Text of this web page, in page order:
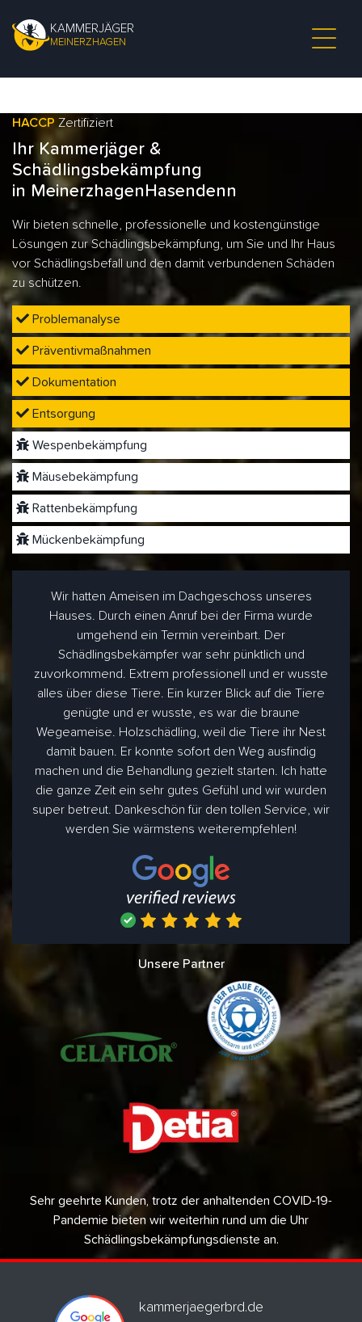
KAMMERJÄGER
MEINERZHAGEN
HACCP Zertifiziert
Ihr Kammerjäger &
Schädlingsbekämpfung
in MeinerzhagenHasendenn
Wir bieten schnelle, professionelle und kostengünstige
Lösungen zur Schädlingsbekämpfung, um Sie und Ihr Haus
vor Schädlingsbefall und den damit verbundenen Schäden
zu schützen.
Problemanalyse
Präventivmaßnahmen
Dokumentation
Entsorgung
Wespenbekämpfung
Mäusebekämpfung
Rattenbekämpfung
Mückenbekämpfung
Wir hatten Ameisen im Dachgeschoss unseres
Hauses. Durch einen Anruf bei der Firma wurde
umgehend ein Termin vereinbart. Der
Schädlingsbekämpfer war sehr pünktlich und
zuvorkommend. Extrem professionell und er wusste
alles über diese Tiere. Ein kurzer Blick auf die Tiere
genügte und er wusste, es war die braune
Wegeameise. Holzschädling, weil die Tiere ihr Nest
damit bauen. Er konnte sofort den Weg ausfindig
machen und die Behandlung gezielt starten. Ich hatte
die ganze Zeit ein sehr gutes Gefühl und wir wurden
super betreut. Dankeschön für den tollen Service, wir
werden Sie wärmstens weiterempfehlen!
Unsere Partner
Sehr geehrte Kunden, trotz der anhaltenden COVID-19-
Pandemie bieten wir weiterhin rund um die Uhr
Schädlingsbekämpfungsdienste an.
kammerjaegerbrd.de